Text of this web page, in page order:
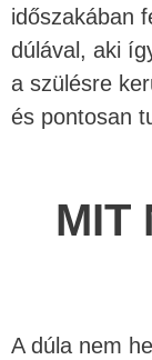
időszakában
dúlával, aki
a szülésre
és pontosan
MIT
A dúla nem